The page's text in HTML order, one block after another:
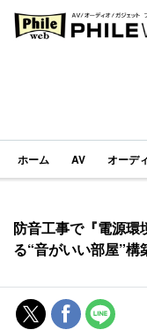
PHILE WEB｜AV/オ
ホーム AV オーデ
防音工事で『電源環
る“音がいい部屋”構